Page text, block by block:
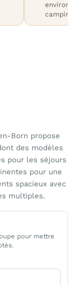
camping
Born propose
des modèles
pour les séjours
pour une
spacieux avec
multiples.
pour mettre